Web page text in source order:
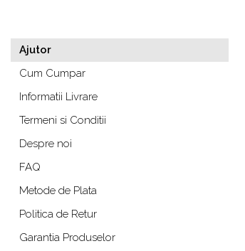
Ajutor
Cum Cumpar
Informatii Livrare
Termeni si Conditii
Despre noi
FAQ
Metode de Plata
Politica de Retur
Garantia Produselor